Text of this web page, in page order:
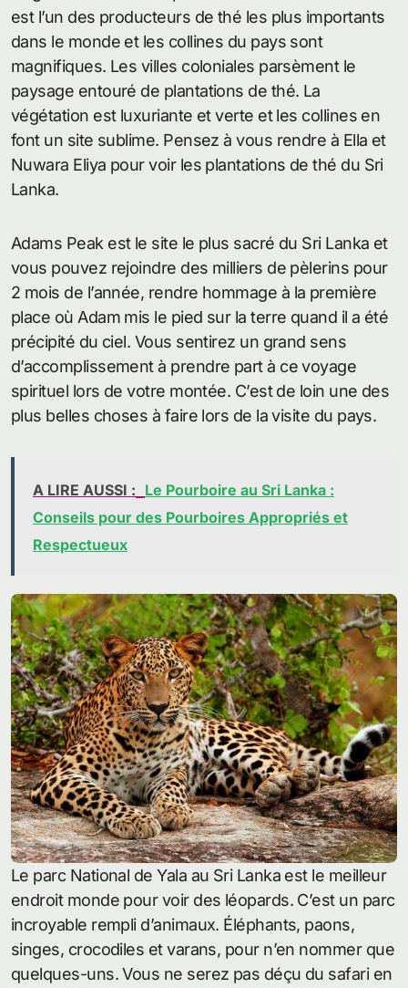
est l’un des producteurs de thé les plus importants
dans le monde et les collines du pays sont
magnifiques. Les villes coloniales parsèment le
paysage entouré de plantations de thé. La
végétation est luxuriante et verte et les collines en
font un site sublime. Pensez à vous rendre à Ella et
Nuwara Eliya pour voir les plantations de thé du Sri
Lanka.
Adams Peak est le site le plus sacré du Sri Lanka et
vous pouvez rejoindre des milliers de pèlerins pour
2 mois de l’année, rendre hommage à la première
place où Adam mis le pied sur la terre quand il a été
précipité du ciel. Vous sentirez un grand sens
d’accomplissement à prendre part à ce voyage
spirituel lors de votre montée. C’est de loin une des
plus belles choses à faire lors de la visite du pays.
A LIRE AUSSI : Le Pourboire au Sri Lanka :
Conseils pour des Pourboires Appropriés et
Respectueux
Le parc National de Yala au Sri Lanka est le meilleur
endroit monde pour voir des léopards. C’est un parc
incroyable rempli d’animaux. Éléphants, paons,
singes, crocodiles et varans, pour n’en nommer que
quelques-uns. Vous ne serez pas déçu du safari en